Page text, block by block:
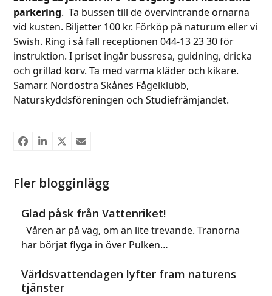
parkering. Ta bussen till de övervintrande örnarna
vid kusten. Biljetter 100 kr. Förköp på naturum eller vi
Swish. Ring i så fall receptionen 044-13 23 30 för
instruktion. I priset ingår bussresa, guidning, dricka
och grillad korv. Ta med varma kläder och kikare.
Samarr. Nordöstra Skånes Fågelklubb,
Naturskyddsföreningen och Studiefrämjandet.
Fler blogginlägg
Glad påsk från Vattenriket!
Våren är på väg, om än lite trevande. Tranorna
har börjat flyga in över Pulken…
Världsvattendagen lyfter fram naturens
tjänster